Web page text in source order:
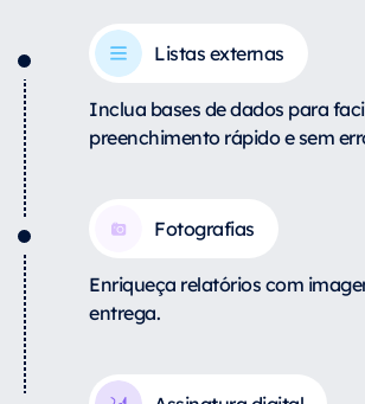
Listas externas
Inclua bases de dados para
preenchimento rápido e sem
Fotografias
Enriqueça relatórios com
entrega.